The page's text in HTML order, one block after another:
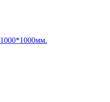
1000*1000мм.